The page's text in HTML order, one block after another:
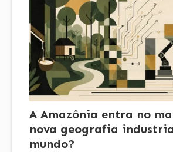
A Amazônia entra no
nova geografia
mundo?